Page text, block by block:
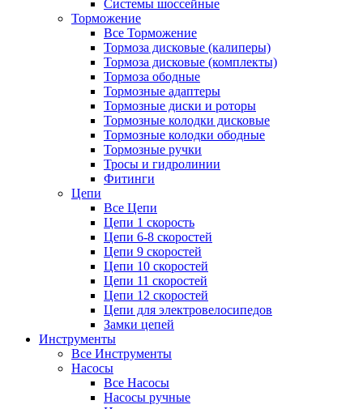
Системы шоссейные
Торможение
Все Торможение
Тормоза дисковые (калиперы)
Тормоза дисковые (комплекты)
Тормоза ободные
Тормозные адаптеры
Тормозные диски и роторы
Тормозные колодки дисковые
Тормозные колодки ободные
Тормозные ручки
Тросы и гидролинии
Фитинги
Цепи
Все Цепи
Цепи 1 скорость
Цепи 6-8 скоростей
Цепи 9 скоростей
Цепи 10 скоростей
Цепи 11 скоростей
Цепи 12 скоростей
Цепи для электровелосипедов
Замки цепей
Инструменты
Все Инструменты
Насосы
Все Насосы
Насосы ручные